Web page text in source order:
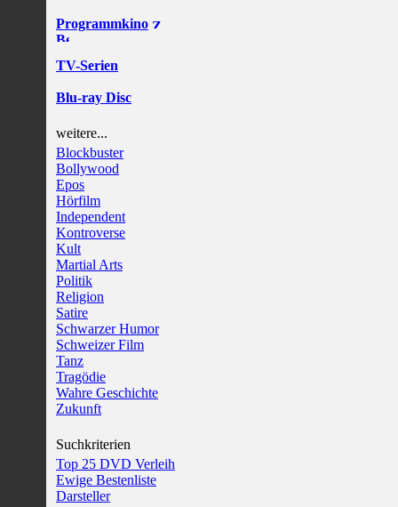
Programmkino
TV-Serien
Blu-ray Disc
weitere...
Blockbuster
Bollywood
Epos
Hörfilm
Independent
Kontroverse
Kult
Martial Arts
Politik
Religion
Satire
Schwarzer Humor
Schweizer Film
Tanz
Tragödie
Wahre Geschichte
Zukunft
Suchkriterien
Top 25 DVD Verleih
Ewige Bestenliste
Darsteller